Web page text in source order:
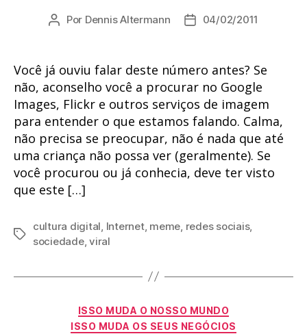
Autor
Por Dennis Altermann
Data04/02/2011
Você já ouviu falar deste número antes? Se
não, aconselho você a procurar no Google
Images, Flickr e outros serviços de imagem
para entender o que estamos falando. Calma,
não precisa se preocupar, não é nada que até
uma criança não possa ver (geralmente). Se
você procurou ou já conhecia, deve ter visto
que este […]
Tags
cultura digital, Internet, meme, redes sociais,
sociedade,viral
Categorias
ISSO MUDA O NOSSO MUNDO
ISSO MUDA OS SEUS NEGÓCIOS